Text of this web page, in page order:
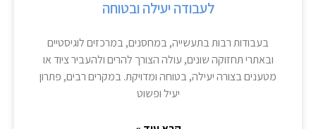
לעבודה יעילה ובטוחה
בעבודות רבות בתעשייה, במחסנים, במרכזים לוגיסטיים
ובאתרי תחזוקה שונים, עולה הצורך להרים ולהעביר ציוד או
מטענים בצורה יעילה, בטוחה ומדויקת. במקרים רבים, פתרון
יעיל ופשוט